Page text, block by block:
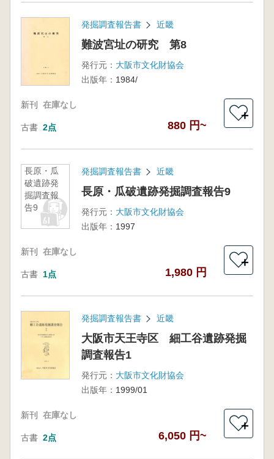
発掘調査報告書 近畿
難波宮址の研究 第8
発行元： 大阪市文化財協会
出版年： 1984/
新刊 在庫なし
古書 2点 880 円~
＋
長原・瓜
破遺跡発
掘調査報
告9
発掘調査報告書 近畿
長原・瓜破遺跡発掘調査報告9
発行元： 大阪市文化財協会
出版年： 1997
新刊 在庫なし
古書 1点 1,980 円
＋
発掘調査報告書 近畿
大阪市天王寺区 細工谷遺跡発掘
調査報告1
発行元： 大阪市文化財協会
出版年： 1999/01
新刊 在庫なし
古書 2点 6,050 円~
＋